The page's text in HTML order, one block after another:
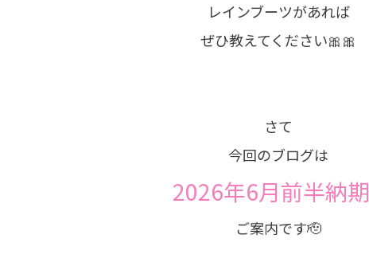
レインブーツがあれば
ぜひ教えてください🎀🎀
さて
今回のブログは
2026年6月前半納期
ご案内です🫡